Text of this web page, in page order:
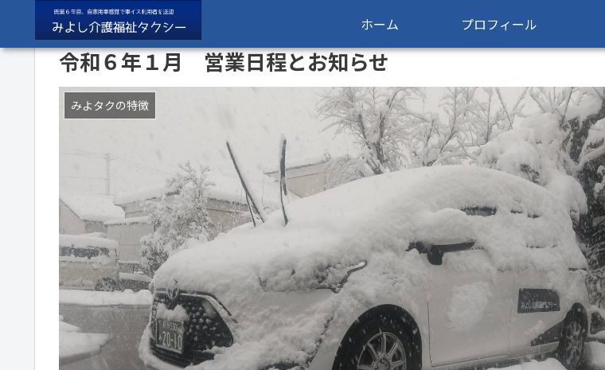
ホーム プロフィール
令和６年１月 営業日程とお知らせ
みよタクの特徴